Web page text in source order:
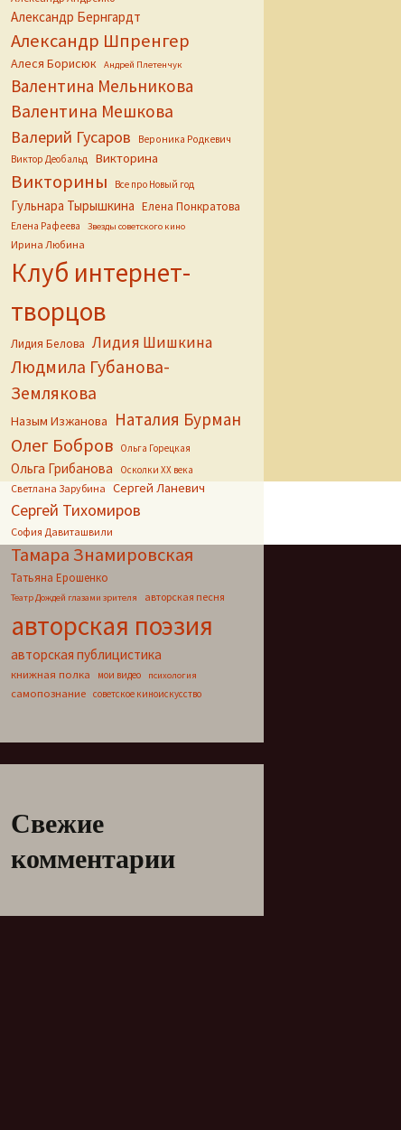
Александр Бернгардт
Александр Шпренгер
Алеся Борисюк Андрей Плетенчук
Валентина Мельникова
Валентина Мешкова
Валерий Гусаров
Вероника Родкевич
Виктор Деобальд
Викторина
Викторины Все про Новый год
Гульнара Тырышкина Елена Понкратова
Елена Рафеева Звезды советского кино
Ирина Любина
Клуб интернет-
творцов
Лидия Белова Лидия Шишкина
Людмила Губанова-
Землякова
Назым Изжанова Наталия Бурман
Олег Бобров Ольга Горецкая
Ольга Грибанова Осколки ХХ века
Светлана Зарубина Сергей Ланевич
Сергей Тихомиров
София Давиташвили
Тамара Знамировская
Татьяна Ерошенко
Театр Дождей глазами зрителя авторская песня
авторская поэзия
авторская публицистика
книжная полка мои видео психология
самопознание советское киноискусство
Свежие
комментарии